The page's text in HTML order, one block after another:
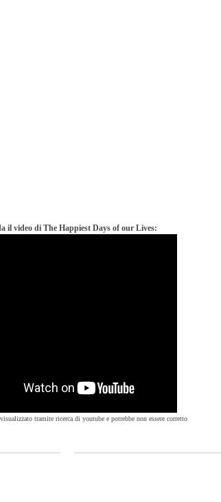
il video di The Happiest Days of our Lives:
tramite ricerca di youtube e potrebbe non essere corretto